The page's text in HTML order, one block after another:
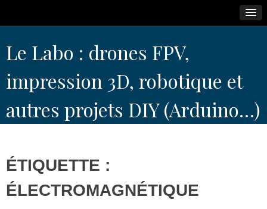
to
content
Le Labo : drones FPV,
impression 3D, robotique et
autres projets DIY (Arduino…)
ÉTIQUETTE :
ÉLECTROMAGNÉTIQUE